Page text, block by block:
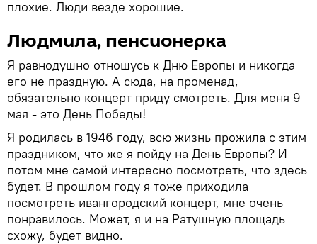
плохие. Люди везде хорошие.
Людмила, пенсионерка
Я равнодушно отношусь к Дню Европы и никогда
его не праздную. А сюда, на променад,
обязательно концерт приду смотреть. Для меня 9
мая - это День Победы!
Я родилась в 1946 году, всю жизнь прожила с этим
праздником, что же я пойду на День Европы? И
потом мне самой интересно посмотреть, что здесь
будет. В прошлом году я тоже приходила
посмотреть ивангородский концерт, мне очень
понравилось. Может, я и на Ратушную площадь
схожу, будет видно.